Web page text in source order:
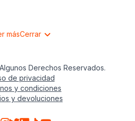
másCerrar
Derechos Reservados.
de privacidad
y condiciones
y devoluciones